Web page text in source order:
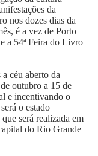
da
nos dozes dias da
é a vez de Porto
a 54ª Feira do Livro
céu aberto da
outubro a 15 de
e incentivando o
o estado
será realizada em
do Rio Grande